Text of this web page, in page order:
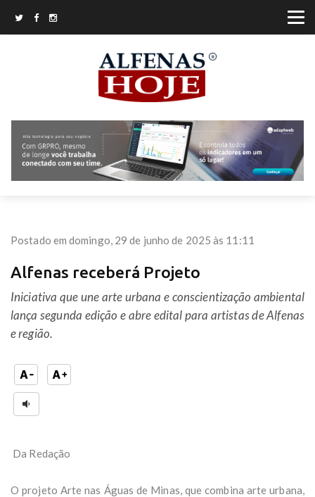
Postado em domingo, 29 de junho de 2025 às 11:11
Alfenas receberá Projeto
Iniciativa que une arte urbana e conscientização ambiental
lança segunda edição e abre edital para artistas de Alfenas
e região.
Da Redação
O projeto Arte nas Águas de Minas, que combina arte urbana,